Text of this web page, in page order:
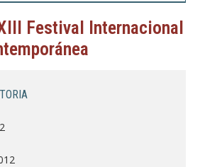
POSTGRADO
EXTENSIÓN
BIBLIOTECA
Festival Internacional